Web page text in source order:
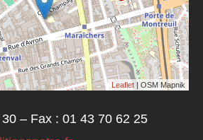
Leaflet | OSM Mapnik
– Fax : 01 43 70 62 25